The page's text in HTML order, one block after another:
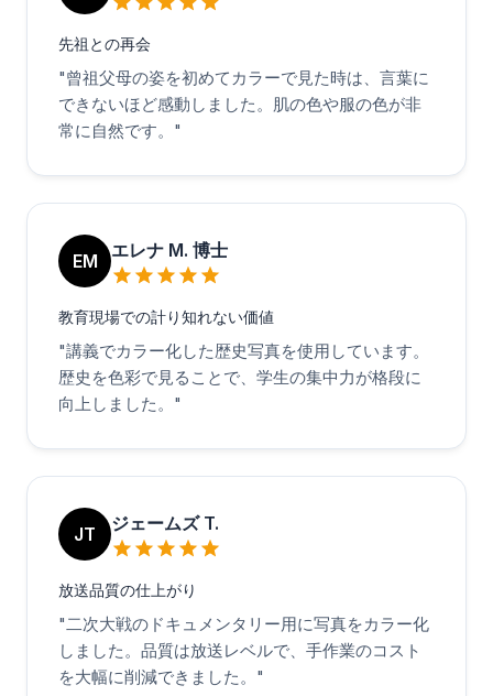
先祖との再会
"曾祖父母の姿を初めてカラーで見た時は、言葉に
できないほど感動しました。肌の色や服の色が非
常に自然です。 "
EM
エレナ M. 博士
教育現場での計り知れない価値
"講義でカラー化した歴史写真を使用しています。
歴史を色彩で見ることで、学生の集中力が格段に
向上しました。 "
JT
ジェームズ T.
放送品質の仕上がり
"二次大戦のドキュメンタリー用に写真をカラー化
しました。品質は放送レベルで、手作業のコスト
を大幅に削減できました。 "